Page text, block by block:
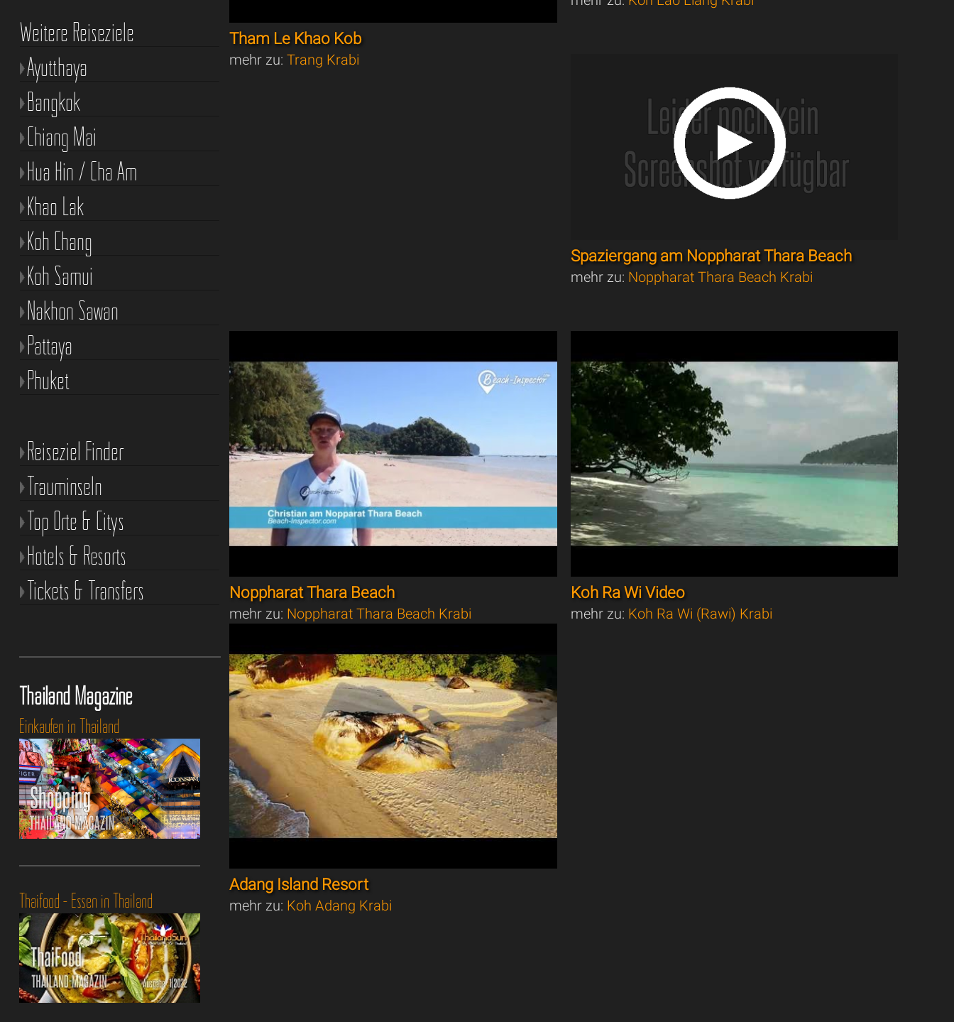
Tham Le Khao Kob
mehr zu:Trang Krabi
Spaziergang am Noppharat Thara Beach
mehr zu: Noppharat Thara Beach Krabi
Noppharat Thara Beach
mehr zu: Noppharat Thara Beach Krabi
Koh Ra Wi Video
mehr zu: Koh Ra Wi (Rawi) Krabi
Adang Island Resort
mehr zu: Koh Adang Krabi
Weitere Reiseziele
Ayutthaya
Bangkok
Chiang Mai
Hua Hin / Cha Am
Khao Lak
Koh Chang
Koh Samui
Nakhon Sawan
Pattaya
Phuket
Reiseziel Finder
Trauminseln
Top Orte & Citys
Hotels & Resorts
Tickets & Transfers
Thailand Magazine
Einkaufen in Thailand
Thaifood - Essen in Thailand